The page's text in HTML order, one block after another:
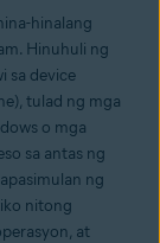
hinalang
Hinuhuli ng
sa device
tulad ng mga
o mga
sa antas ng
ng
nitong
at